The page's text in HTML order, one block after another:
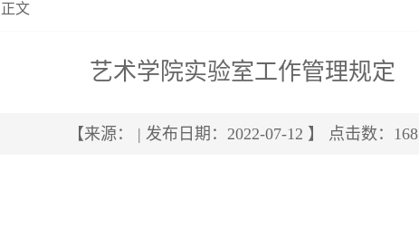
正文
艺术学院实验室工作管理规定
【来源： | 发布日期：2022-07-12 】 点击数： 168